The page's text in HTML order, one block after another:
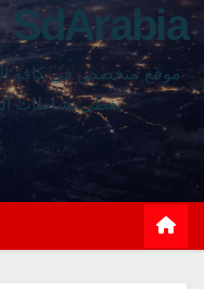
SdArabia
موقع متخصص في كافة
يغطي نشاطات